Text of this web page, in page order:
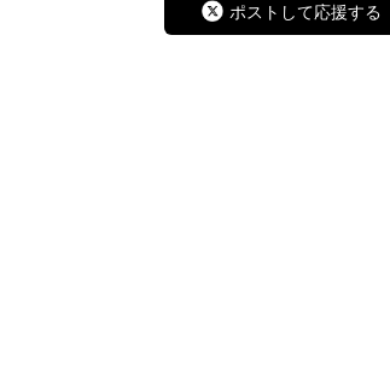
ポストして応援する